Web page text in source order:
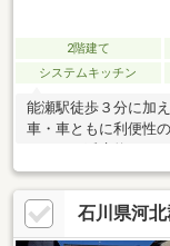
2階建て
システムキッチン
能瀬駅徒歩３分に加
車・車ともに利便性
ジュール設計により
を実感いただけます
はこあがり畳コーナ
室収納、大容量の階
石川県河